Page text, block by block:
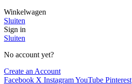
Winkelwagen
Sluiten
Sign in
Sluiten
No account yet?
Create an Account
Facebook X InstagramYouTube Pinterest